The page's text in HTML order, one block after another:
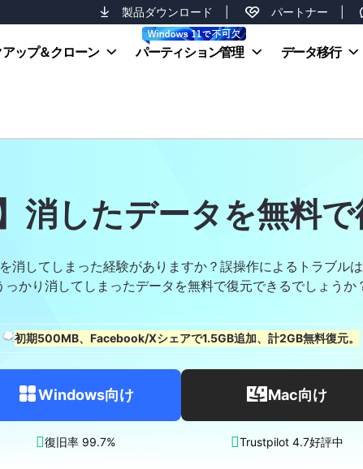
製品ダウンロード パートナー
ップ＆クローン パーティション管理 データ移行
消したデータを無料
消してしまった経験がありますか？誤操作によるトラブル
かり消してしまったデータを無料で復元できるでしょう
初期500MB、Facebook/Xシェアで1.5GB追加、計2GB無料復元。
Windows向け
復旧率 99.7%
Mac向け
Trustpilot 4.7好評中